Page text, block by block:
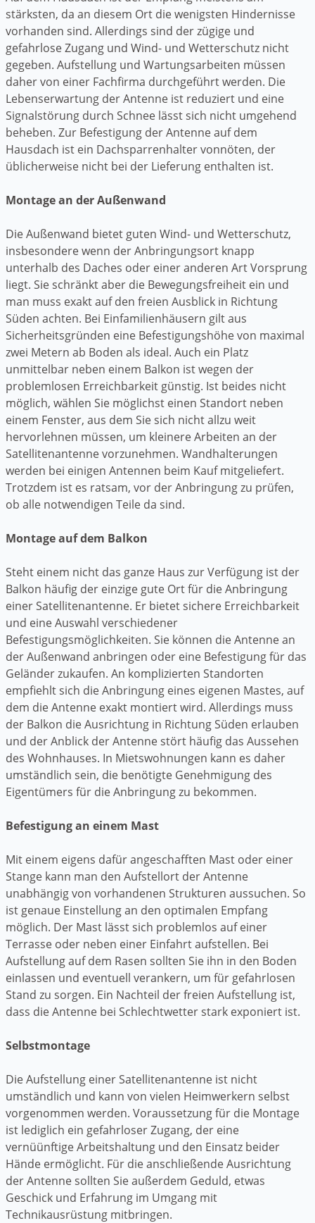
stärksten, da an diesem Ort die wenigsten Hindernisse
vorhanden sind. Allerdings sind der zügige und
gefahrlose Zugang und Wind- und Wetterschutz nicht
gegeben. Aufstellung und Wartungsarbeiten müssen
daher von einer Fachfirma durchgeführt werden. Die
Lebenserwartung der Antenne ist reduziert und eine
Signalstörung durch Schnee lässt sich nicht umgehend
beheben. Zur Befestigung der Antenne auf dem
Hausdach ist ein Dachsparrenhalter vonnöten, der
üblicherweise nicht bei der Lieferung enthalten ist.
Montage an der Außenwand
Die Außenwand bietet guten Wind- und Wetterschutz,
insbesondere wenn der Anbringungsort knapp
unterhalb des Daches oder einer anderen Art Vorsprung
liegt. Sie schränkt aber die Bewegungsfreiheit ein und
man muss exakt auf den freien Ausblick in Richtung
Süden achten. Bei Einfamilienhäusern gilt aus
Sicherheitsgründen eine Befestigungshöhe von maximal
zwei Metern ab Boden als ideal. Auch ein Platz
unmittelbar neben einem Balkon ist wegen der
problemlosen Erreichbarkeit günstig. Ist beides nicht
möglich, wählen Sie möglichst einen Standort neben
einem Fenster, aus dem Sie sich nicht allzu weit
hervorlehnen müssen, um kleinere Arbeiten an der
Satellitenantenne vorzunehmen. Wandhalterungen
werden bei einigen Antennen beim Kauf mitgeliefert.
Trotzdem ist es ratsam, vor der Anbringung zu prüfen,
ob alle notwendigen Teile da sind.
Montage auf dem Balkon
Steht einem nicht das ganze Haus zur Verfügung ist der
Balkon häufig der einzige gute Ort für die Anbringung
einer Satellitenantenne. Er bietet sichere Erreichbarkeit
und eine Auswahl verschiedener
Befestigungsmöglichkeiten. Sie können die Antenne an
der Außenwand anbringen oder eine Befestigung für das
Geländer zukaufen. An komplizierten Standorten
empfiehlt sich die Anbringung eines eigenen Mastes, auf
dem die Antenne exakt montiert wird. Allerdings muss
der Balkon die Ausrichtung in Richtung Süden erlauben
und der Anblick der Antenne stört häufig das Aussehen
des Wohnhauses. In Mietswohnungen kann es daher
umständlich sein, die benötigte Genehmigung des
Eigentümers für die Anbringung zu bekommen.
Befestigung an einem Mast
Mit einem eigens dafür angeschafften Mast oder einer
Stange kann man den Aufstellort der Antenne
unabhängig von vorhandenen Strukturen aussuchen. So
ist genaue Einstellung an den optimalen Empfang
möglich. Der Mast lässt sich problemlos auf einer
Terrasse oder neben einer Einfahrt aufstellen. Bei
Aufstellung auf dem Rasen sollten Sie ihn in den Boden
einlassen und eventuell verankern, um für gefahrlosen
Stand zu sorgen. Ein Nachteil der freien Aufstellung ist,
dass die Antenne bei Schlechtwetter stark exponiert ist.
Selbstmontage
Die Aufstellung einer Satellitenantenne ist nicht
umständlich und kann von vielen Heimwerkern selbst
vorgenommen werden. Voraussetzung für die Montage
ist lediglich ein gefahrloser Zugang, der eine
vernüünftige Arbeitshaltung und den Einsatz beider
Hände ermöglicht. Für die anschließende Ausrichtung
der Antenne sollten Sie außerdem Geduld, etwas
Geschick und Erfahrung im Umgang mit
Technikausrüstung mitbringen.